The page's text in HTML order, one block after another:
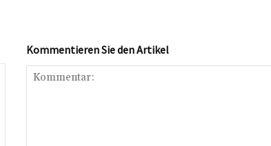
Kommentieren Sie den Artikel